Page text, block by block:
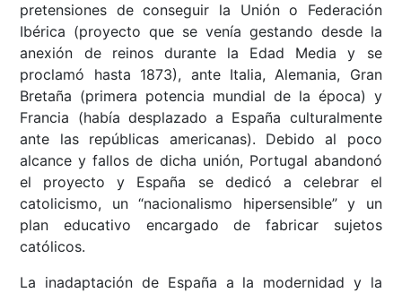
pretensiones de conseguir la Unión o Federación
Ibérica (proyecto que se venía gestando desde la
anexión de reinos durante la Edad Media y se
proclamó hasta 1873), ante Italia, Alemania, Gran
Bretaña (primera potencia mundial de la época) y
Francia (había desplazado a España culturalmente
ante las repúblicas americanas). Debido al poco
alcance y fallos de dicha unión, Portugal abandonó
el proyecto y España se dedicó a celebrar el
catolicismo, un “nacionalismo hipersensible” y un
plan educativo encargado de fabricar sujetos
católicos.
La inadaptación de España a la modernidad y la